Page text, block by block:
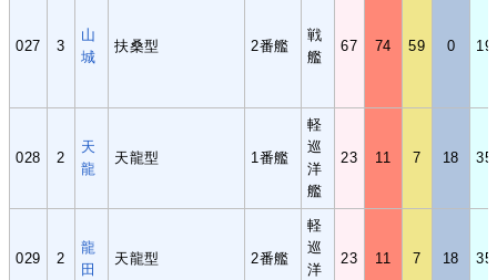
027 3
山
城
扶桑型 2番艦
戦
艦
67 74 59 0 19
028 2
天
龍
天龍型 1番艦
軽
巡
洋
艦
23 11 7 18 35
029 2
龍
田
天龍型 2番艦
軽
巡
洋
23 11 7 18 35